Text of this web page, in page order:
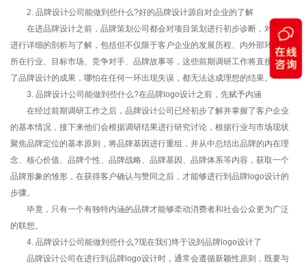
2. 品牌设计公司能做到些什么?好的品牌设计源自对企业的了解
在进品牌设计之前，品牌策划公司都会对项目策划进行初步诊断，对客户
进行详细的剖析与了解，包括但不仅限于客户企业的发展历程、内外部环境、
所在行业、目标市场、竞争对手、品牌故事等，这些前期调研工作将直接决定
了品牌设计的成果，哪怕在任何一环出现失误，都无法达成理想的结果。
3. 品牌设计公司能做到些什么?在品牌logo设计之前，先赋予内涵
在经过前期调研工作之后，品牌设计公司已经初步了解并掌握了客户企业
的基本情况，接下来他们会根据调研结果进行研究讨论，根据行业与市场现状
聚焦品牌定位的基本原则，将品牌基因进行重组，并从中总结出品牌的内在理
念、核心价值、品牌个性、品牌战略、品牌基因、品牌体系等内容，获取一个
品牌形象的雏形，在获得客户确认与赞同之后，才能够进行到品牌logo设计的
步骤。
毕竟，只有一个有独特内涵的品牌才能够牵动消费者和社会公众更为广泛
的联想。
4. 品牌设计公司能做到些什么?现在我们终于说到品牌logo设计了
品牌设计公司在进行到品牌logo设计时，通常会遵循新颖性原则，既要与